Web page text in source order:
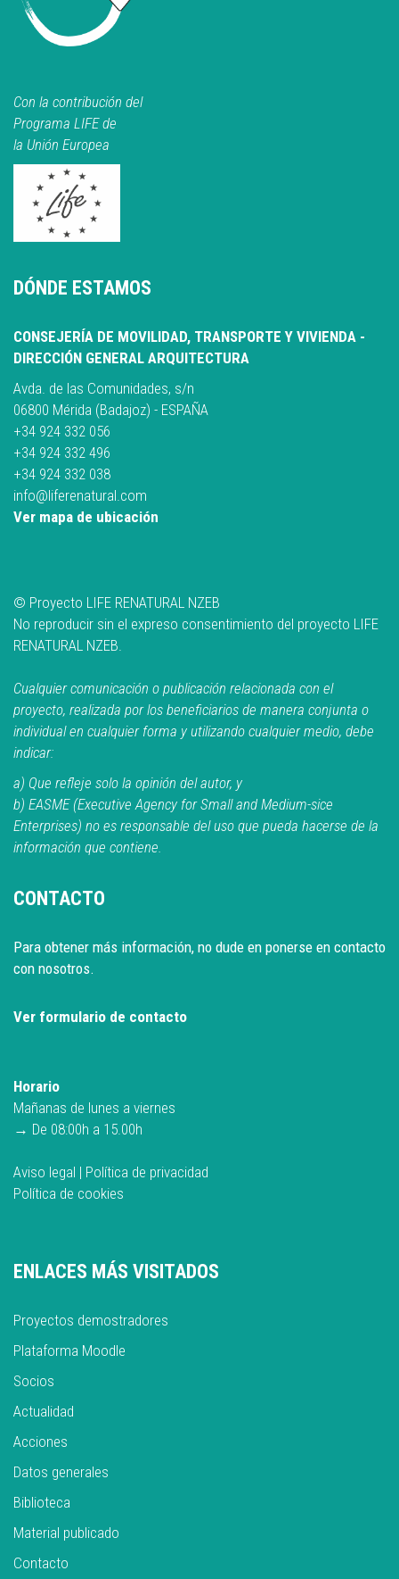
Con la contribución del
Programa LIFE de
la Unión Europea
DÓNDE ESTAMOS
CONSEJERÍA DE MOVILIDAD, TRANSPORTE Y VIVIENDA -
DIRECCIÓN GENERAL ARQUITECTURA
Avda. de las Comunidades, s/n
06800 Mérida (Badajoz) - ESPAÑA
+34 924 332 056
+34 924 332 496
+34 924 332 038
info@liferenatural.com
Ver mapa de ubicación
© Proyecto LIFE RENATURAL NZEB
No reproducir sin el expreso consentimiento del proyecto LIFE
RENATURAL NZEB.
Cualquier comunicación o publicación relacionada con el
proyecto, realizada por los beneficiarios de manera conjunta o
individual en cualquier forma y utilizando cualquier medio, debe
indicar:
a) Que refleje solo la opinión del autor, y
b) EASME (Executive Agency for Small and Medium-sice
Enterprises) no es responsable del uso que pueda hacerse de la
información que contiene.
CONTACTO
Para obtener más información, no dude en ponerse en contacto
con nosotros.
Ver formulario de contacto
Horario
Mañanas de lunes a viernes
→ De 08:00h a 15.00h
Aviso legal | Política de privacidad
Política de cookies
ENLACES MÁS VISITADOS
Proyectos demostradores
Plataforma Moodle
Socios
Actualidad
Acciones
Datos generales
Biblioteca
Material publicado
Contacto